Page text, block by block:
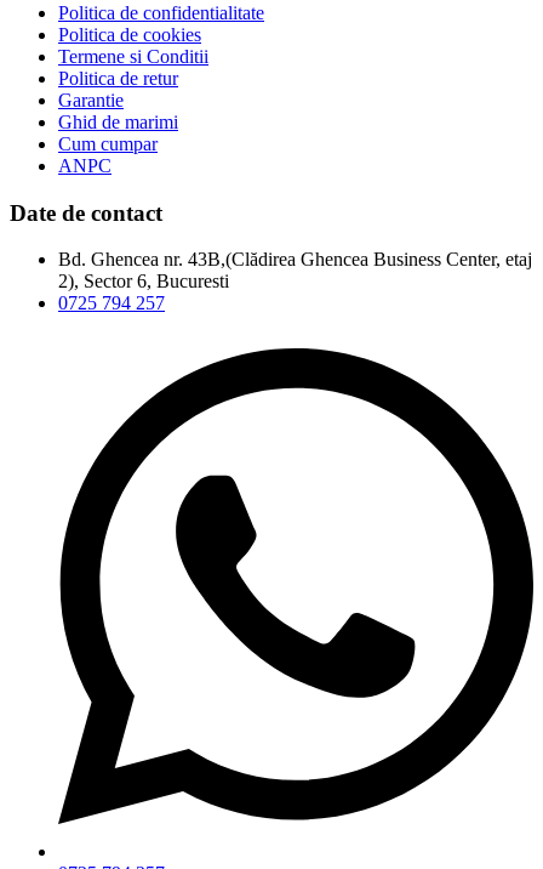
Politica de confidentialitate
Politica de cookies
Termene si Conditii
Politica de retur
Garantie
Ghid de marimi
Cum cumpar
ANPC
Date de contact
Bd. Ghencea nr. 43B,(Clădirea Ghencea Business Center, etaj
2), Sector 6, Bucuresti
0725 794 257